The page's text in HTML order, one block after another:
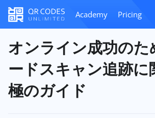
Academy Pricing
オンライン成功のた
ードスキャン追跡に
極のガイド